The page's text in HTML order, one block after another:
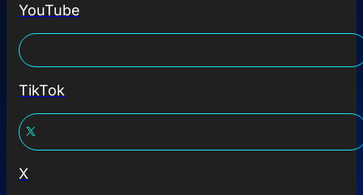
YouTube
TikTok
X